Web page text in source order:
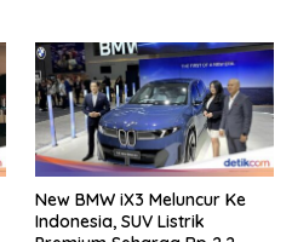
New BMW iX3 Meluncur Ke
Indonesia, SUV Listrik